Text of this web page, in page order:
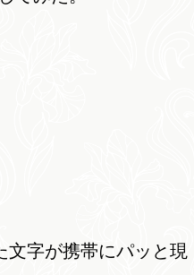
字が携帯にパッと現